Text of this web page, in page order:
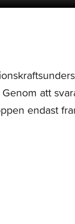
att
endast